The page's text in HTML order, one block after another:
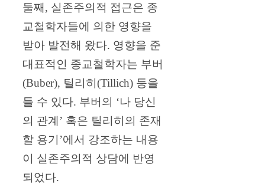
둘째, 실존주의적 접근은 종
교철학자들에 의한 영향을
받아 발전해 왔다. 영향을 준
대표적인 종교철학자는 부버
(Buber), 틸리히(Tillich) 등을
들 수 있다. 부버의 ‘나 당신
의 관계’ 혹은 틸리히의 존재
할 용기’에서 강조하는 내용
이 실존주의적 상담에 반영
되었다.